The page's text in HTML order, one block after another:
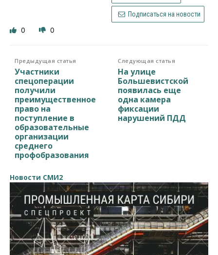
Подписаться на новости
0 0
Предыдущая статья
Участники
спецоперации
получили
преимущественное
право на
поступление в
образовательные
организации
среднего
профобразования
Следующая статья
На улице
Большевистской
появилась еще
одна камера
фиксации
нарушений ПДД
Новости СМИ2